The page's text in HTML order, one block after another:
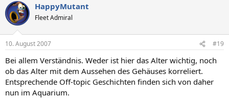
HappyMutant
Fleet Admiral
10. August 2007 #19
Bei allem Verständnis. Weder ist hier das Alter wichtig, noch
ob das Alter mit dem Aussehen des Gehäuses korreliert.
Entsprechende Off-topic Geschichten finden sich von daher
nun im Aquarium.